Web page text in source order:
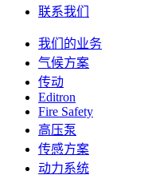
联系我们
我们的业务
气候方案
传动
Editron
Fire Safety
高压泵
传感方案
动力系统